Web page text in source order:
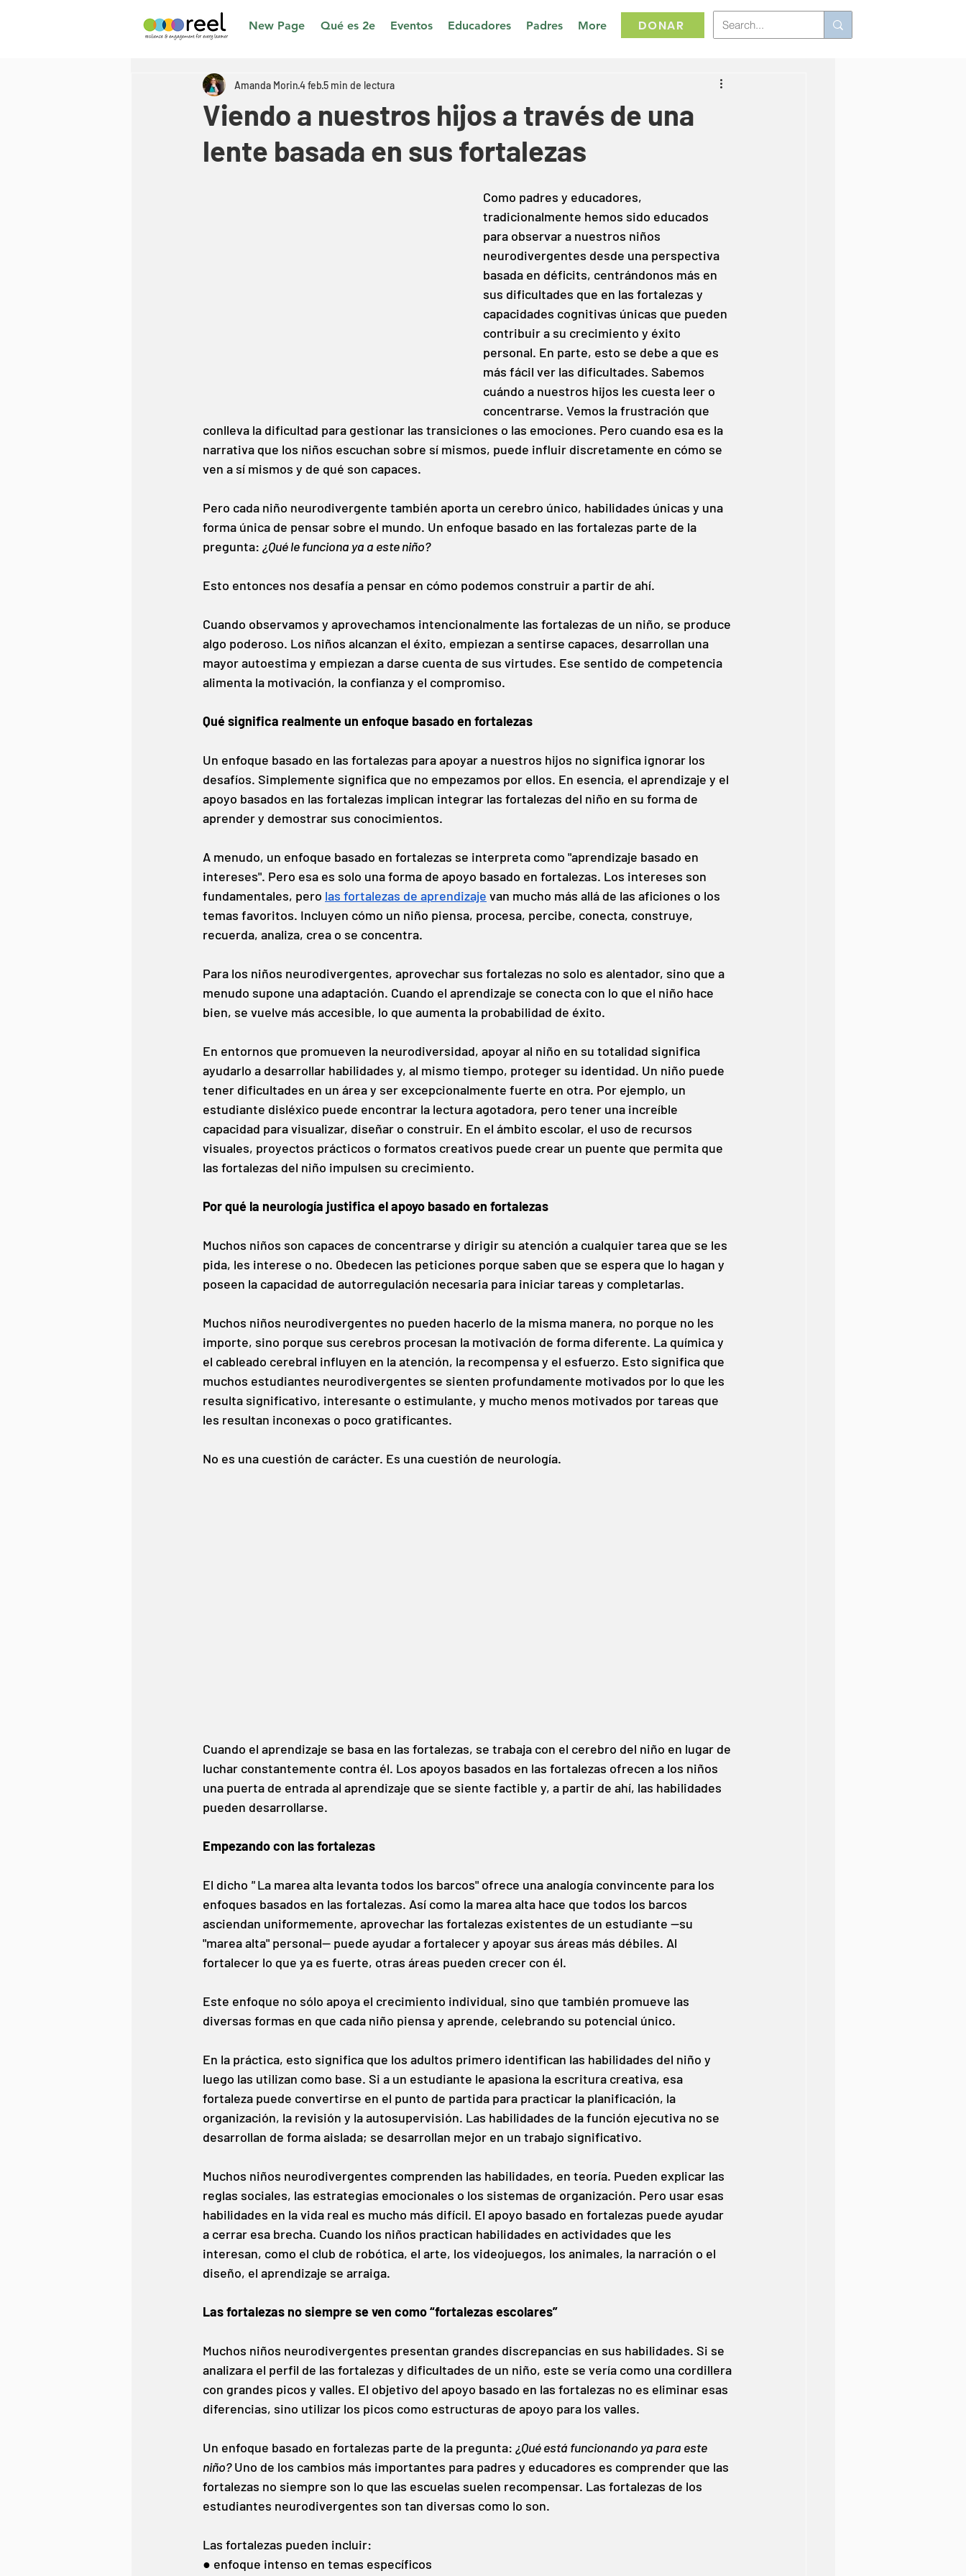
New Page Qué es 2e Eventos Educadores Padres More DONAR
Viendo a nuestros hijos a través de una
lente basada en sus fortalezas
Amanda Morin4 feb5 min de lectura
Como padres y educadores,
tradicionalmente hemos sido educados
para observar a nuestros niños
neurodivergentes desde una perspectiva
basada en déficits, centrándonos más en
sus dificultades que en las fortalezas y
capacidades cognitivas únicas que pueden
contribuir a su crecimiento y éxito
personal. En parte, esto se debe a que es
más fácil ver las dificultades. Sabemos
cuándo a nuestros hijos les cuesta leer o
concentrarse. Vemos la frustración que
conlleva la dificultad para gestionar las transiciones o las emociones. Pero cuando esa es la
narrativa que los niños escuchan sobre sí mismos, puede influir discretamente en cómo se
ven a sí mismos y de qué son capaces.
Pero cada niño neurodivergente también aporta un cerebro único, habilidades únicas y una
forma única de pensar sobre el mundo. Un enfoque basado en las fortalezas parte de la
pregunta: ¿Qué le funciona ya a este niño?
Esto entonces nos desafía a pensar en cómo podemos construir a partir de ahí.
Cuando observamos y aprovechamos intencionalmente las fortalezas de un niño, se produce
algo poderoso. Los niños alcanzan el éxito, empiezan a sentirse capaces, desarrollan una
mayor autoestima y empiezan a darse cuenta de sus virtudes. Ese sentido de competencia
alimenta la motivación, la confianza y el compromiso.
Qué significa realmente un enfoque basado en fortalezas
Un enfoque basado en las fortalezas para apoyar a nuestros hijos no significa ignorar los
desafíos. Simplemente significa que no empezamos por ellos. En esencia, el aprendizaje y el
apoyo basados en las fortalezas implican integrar las fortalezas del niño en su forma de
aprender y demostrar sus conocimientos.
A menudo, un enfoque basado en fortalezas se interpreta como "aprendizaje basado en
intereses". Pero esa es solo una forma de apoyo basado en fortalezas. Los intereses son
fundamentales, pero las fortalezas de aprendizaje van mucho más allá de las aficiones o los
temas favoritos. Incluyen cómo un niño piensa, procesa, percibe, conecta, construye,
recuerda, analiza, crea o se concentra.
Para los niños neurodivergentes, aprovechar sus fortalezas no solo es alentador, sino que a
menudo supone una adaptación. Cuando el aprendizaje se conecta con lo que el niño hace
bien, se vuelve más accesible, lo que aumenta la probabilidad de éxito.
En entornos que promueven la neurodiversidad, apoyar al niño en su totalidad significa
ayudarlo a desarrollar habilidades y, al mismo tiempo, proteger su identidad. Un niño puede
tener dificultades en un área y ser excepcionalmente fuerte en otra. Por ejemplo, un
estudiante disléxico puede encontrar la lectura agotadora, pero tener una increíble
capacidad para visualizar, diseñar o construir. En el ámbito escolar, el uso de recursos
visuales, proyectos prácticos o formatos creativos puede crear un puente que permita que
las fortalezas del niño impulsen su crecimiento.
Por qué la neurología justifica el apoyo basado en fortalezas
Muchos niños son capaces de concentrarse y dirigir su atención a cualquier tarea que se les
pida, les interese o no. Obedecen las peticiones porque saben que se espera que lo hagan y
poseen la capacidad de autorregulación necesaria para iniciar tareas y completarlas.
Muchos niños neurodivergentes no pueden hacerlo de la misma manera, no porque no les
importe, sino porque sus cerebros procesan la motivación de forma diferente. La química y
el cableado cerebral influyen en la atención, la recompensa y el esfuerzo. Esto significa que
muchos estudiantes neurodivergentes se sienten profundamente motivados por lo que les
resulta significativo, interesante o estimulante, y mucho menos motivados por tareas que
les resultan inconexas o poco gratificantes.
No es una cuestión de carácter. Es una cuestión de neurología.
Cuando el aprendizaje se basa en las fortalezas, se trabaja con el cerebro del niño en lugar de
luchar constantemente contra él. Los apoyos basados en las fortalezas ofrecen a los niños
una puerta de entrada al aprendizaje que se siente factible y, a partir de ahí, las habilidades
pueden desarrollarse.
Empezando con las fortalezas
El dicho " La marea alta levanta todos los barcos" ofrece una analogía convincente para los
enfoques basados en las fortalezas. Así como la marea alta hace que todos los barcos
asciendan uniformemente, aprovechar las fortalezas existentes de un estudiante —su
"marea alta" personal— puede ayudar a fortalecer y apoyar sus áreas más débiles. Al
fortalecer lo que ya es fuerte, otras áreas pueden crecer con él.
Este enfoque no sólo apoya el crecimiento individual, sino que también promueve las
diversas formas en que cada niño piensa y aprende, celebrando su potencial único.
En la práctica, esto significa que los adultos primero identifican las habilidades del niño y
luego las utilizan como base. Si a un estudiante le apasiona la escritura creativa, esa
fortaleza puede convertirse en el punto de partida para practicar la planificación, la
organización, la revisión y la autosupervisión. Las habilidades de la función ejecutiva no se
desarrollan de forma aislada; se desarrollan mejor en un trabajo significativo.
Muchos niños neurodivergentes comprenden las habilidades, en teoría. Pueden explicar las
reglas sociales, las estrategias emocionales o los sistemas de organización. Pero usar esas
habilidades en la vida real es mucho más difícil. El apoyo basado en fortalezas puede ayudar
a cerrar esa brecha. Cuando los niños practican habilidades en actividades que les
interesan, como el club de robótica, el arte, los videojuegos, los animales, la narración o el
diseño, el aprendizaje se arraiga.
Las fortalezas no siempre se ven como “fortalezas escolares”
Muchos niños neurodivergentes presentan grandes discrepancias en sus habilidades. Si se
analizara el perfil de las fortalezas y dificultades de un niño, este se vería como una cordillera
con grandes picos y valles. El objetivo del apoyo basado en las fortalezas no es eliminar esas
diferencias, sino utilizar los picos como estructuras de apoyo para los valles.
Un enfoque basado en fortalezas parte de la pregunta: ¿Qué está funcionando ya para este
niño? Uno de los cambios más importantes para padres y educadores es comprender que las
fortalezas no siempre son lo que las escuelas suelen recompensar. Las fortalezas de los
estudiantes neurodivergentes son tan diversas como lo son.
Las fortalezas pueden incluir:
● enfoque intenso en temas específicos